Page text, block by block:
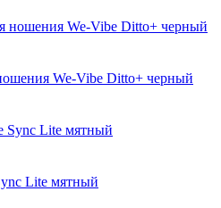
We-Vibe Ditto+ черный
Lite мятный